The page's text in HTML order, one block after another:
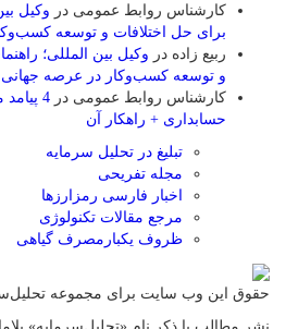
کارشناس روابط عمومی در وکیل
برای حل اختلافات و توسعه
ربیع زاده در وکیل بین المللی؛
و توسعه کسب‌وکار در عرصه جهانی
کارشناس روابط عمومی در
4
حسابداری + راهکار آن
تبلیغ در تحلیل سرمایه
مجله تفریحی
اخبار فارسی رمزارزها
مرجع مقالات تکنولوژی
ظروف یکبارمصرف گیاهی
حقوق این وب سایت برای مجموعه
نشر مطالب با ذکر نام «تحلیل‌سرمایه»